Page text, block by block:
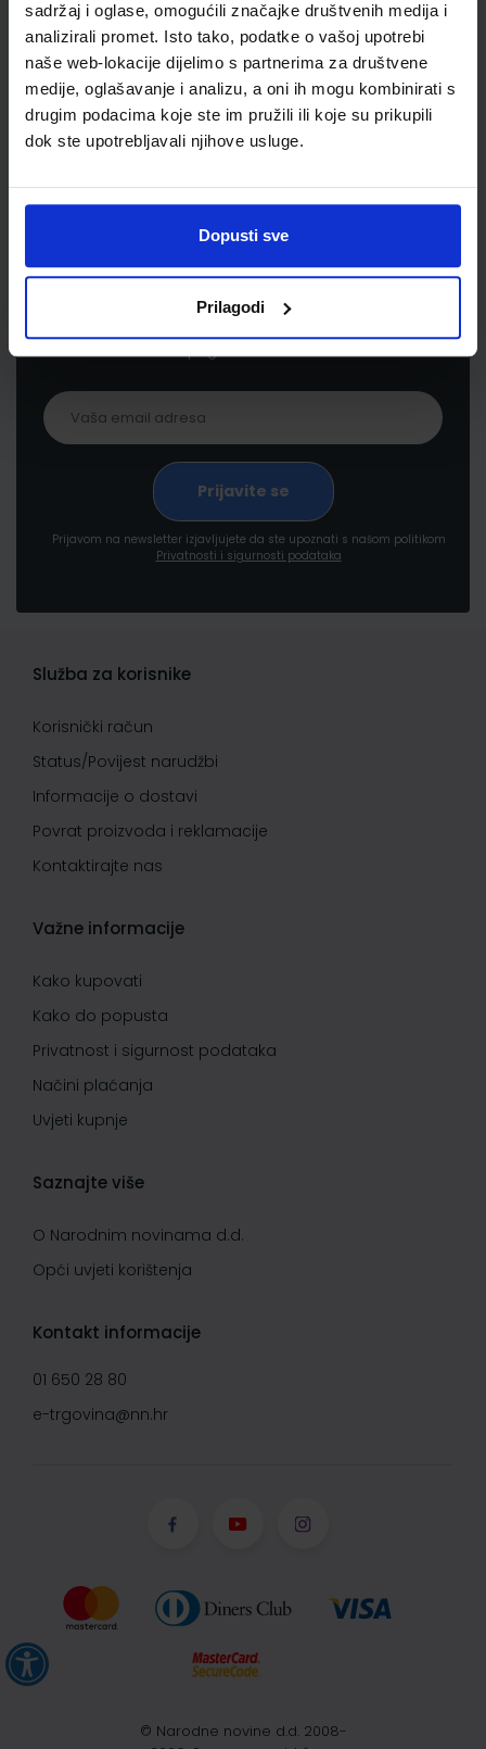
sadržaj i oglase, omogućili značajke društvenih medija i
analizirali promet. Isto tako, podatke o vašoj upotrebi
naše web-lokacije dijelimo s partnerima za društvene
medije, oglašavanje i analizu, a oni ih mogu kombinirati s
drugim podacima koje ste im pružili ili koje su prikupili
dok ste upotrebljavali njihove usluge.
Dopusti sve
Prilagodi
Newsletter prijava
Prijavite se kako bi primali informacije o novim
pogodnostima
Prijavom na newsletter izjavljujete da ste upoznati s našom politikom
Privatnosti i sigurnosti podataka
Služba za korisnike
Korisnički račun
Status/Povijest narudžbi
Informacije o dostavi
Povrat proizvoda i reklamacije
Kontaktirajte nas
Važne informacije
Kako kupovati
Kako do popusta
Privatnost i sigurnost podataka
Načini plaćanja
Uvjeti kupnje
Saznajte više
O Narodnim novinama d.d.
Opći uvjeti korištenja
Kontakt informacije
01 650 28 80
e-trgovina@nn.hr
© Narodne novine d.d. 2008-